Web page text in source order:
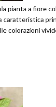
pianta a fiore
caratteristica
colorazioni